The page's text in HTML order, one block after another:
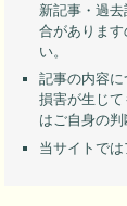
新記事・過
合がありま
い。
記事の内容
損害が生じ
はご自身の判
当サイトで